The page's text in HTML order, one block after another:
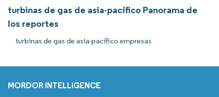
turbinas de gas de asia-pacífico Panorama de
los reportes
turbinas de gas de asia-pacífico empresas
MORDOR INTELLIGENCE